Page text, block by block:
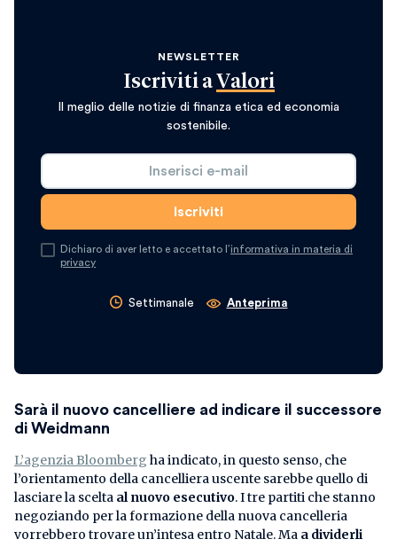
NEWSLETTER
Iscriviti a Valori
Il meglio delle notizie di finanza etica ed economia
sostenibile.
Dichiaro di aver letto e accettato l’informativa in materia di
privacy
Settimanale Anteprima
Sarà il nuovo cancelliere ad indicare il successore
di Weidmann
L’agenzia Bloomberg ha indicato, in questo senso, che
l’orientamento della cancelliera uscente sarebbe quello di
lasciare la scelta al nuovo esecutivo. I tre partiti che stanno
negoziando per la formazione della nuova cancelleria
vorrebbero trovare un’intesa entro Natale. Ma a dividerli